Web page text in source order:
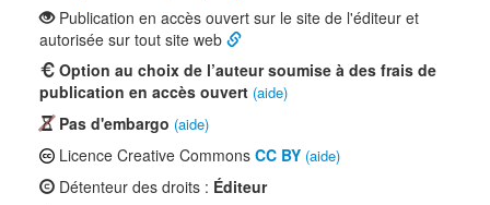
Publication en accès ouvert sur le site de l'éditeur et
autorisée sur tout site web
Option au choix de l’auteur soumise à des frais de
publication en accès ouvert (aide)
Pas d'embargo (aide)
Licence Creative Commons CC BY (aide)
Détenteur des droits : Éditeur